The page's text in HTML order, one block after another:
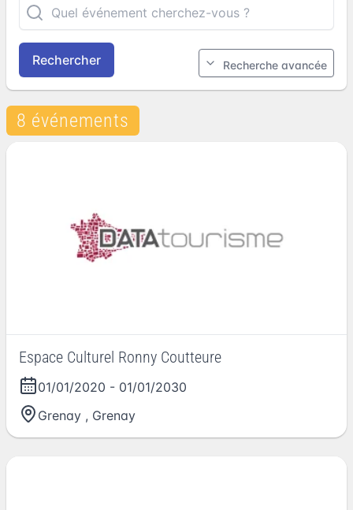
Rechercher Recherche avancée
8 événements
Espace Culturel Ronny Coutteure
01/01/2020 - 01/01/2030
Grenay , Grenay